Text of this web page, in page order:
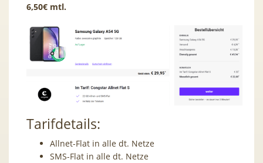
6,50€ mtl.
Tarifdetails:
Allnet-Flat in alle dt. Netze
SMS-Flat in alle dt. Netze